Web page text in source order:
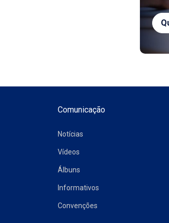
Comunicação
Notícias
Vídeos
Álbuns
Informativos
Convenções